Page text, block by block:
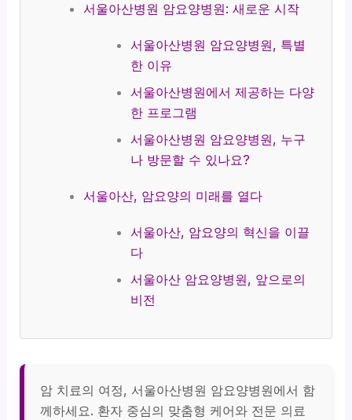
서울아산병원 암요양병원: 새로운 시작
서울아산병원 암요양병원, 특별
한 이유
서울아산병원에서 제공하는 다양
한 프로그램
서울아산병원 암요양병원, 누구
나 방문할 수 있나요?
서울아산, 암요양의 미래를 열다
서울아산, 암요양의 혁신을 이끌
다
서울아산 암요양병원, 앞으로의
비전
암 치료의 여정, 서울아산병원 암요양병원에서 함
께하세요. 환자 중심의 맞춤형 케어와 전문 의료